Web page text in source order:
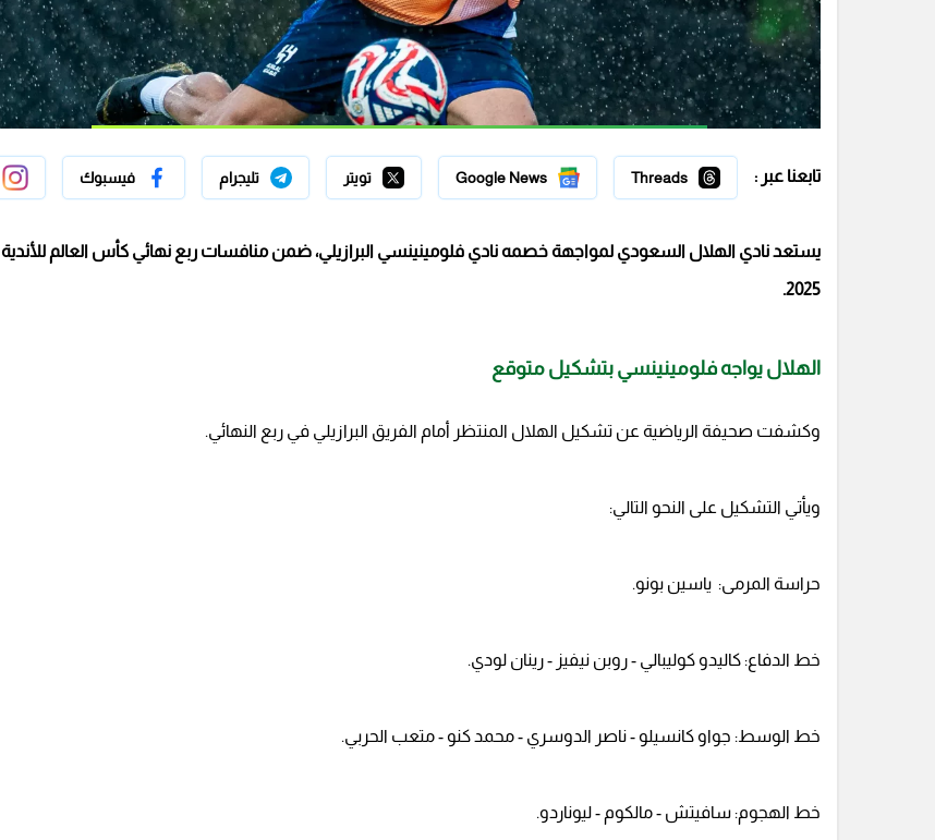
تابعنا عبر : Threads
Google News تويتر تليجرام فيسبوك
يستعد نادي الهلال السعودي لمواجهة خصمه نادي فلومينينسي البرازيلي، ضمن منافسات ربع نهائي كأس العالم للأندية
2025.
الهلال يواجه فلومينينسي بتشكيل متوقع
وكشفت صحيفة الرياضية عن تشكيل الهلال المنتظر أمام الفريق البرازيلي في ربع النهائي.
ويأتي التشكيل على النحو التالي:
حراسة المرمى: ياسين بونو.
خط الدفاع: كاليدو كوليبالي - روبن نيفيز - رينان لودي.
خط الوسط: جواو كانسيلو - ناصر الدوسري - محمد كنو - متعب الحربي.
خط الهجوم: سافيتش - مالكوم - ليوناردو.